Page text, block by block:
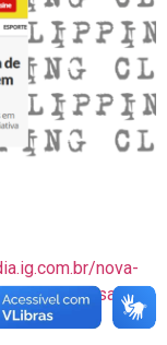
nova-
remessa-de-